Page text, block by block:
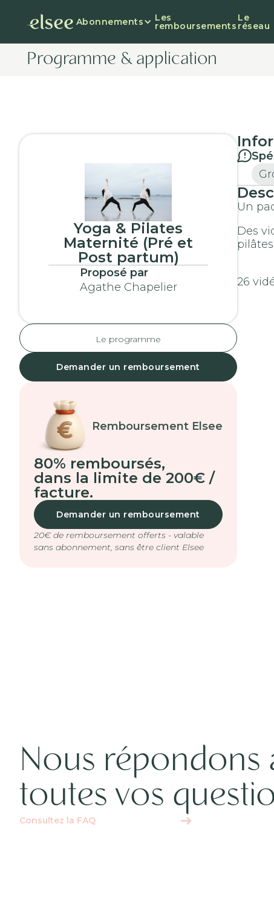
Abonnements Les
remboursements
Le
réseau
Programme & application
Yoga & Pilates
Maternité (Pré et
Post partum)
Proposé par
Agathe Chapelier
Le programme
Demander un remboursement
Remboursement Elsee
80% remboursés,
dans la limite de 200€ /
facture.
Demander un remboursement
20€ de remboursement offerts - valable
sans abonnement, sans être client Elsee
Un
Des
26
Nous répondons
toutes vos
Consultez la FAQ